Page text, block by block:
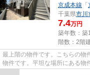
京成本線 「
千葉県市川
7.4万円
築年数：築
階数：2階
最上階の物件です。こちらの物
物件です。平坦な場所にある物